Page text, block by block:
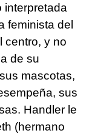
feminista del
centro, y no
de su
mascotas,
sus
Handler le
(hermano